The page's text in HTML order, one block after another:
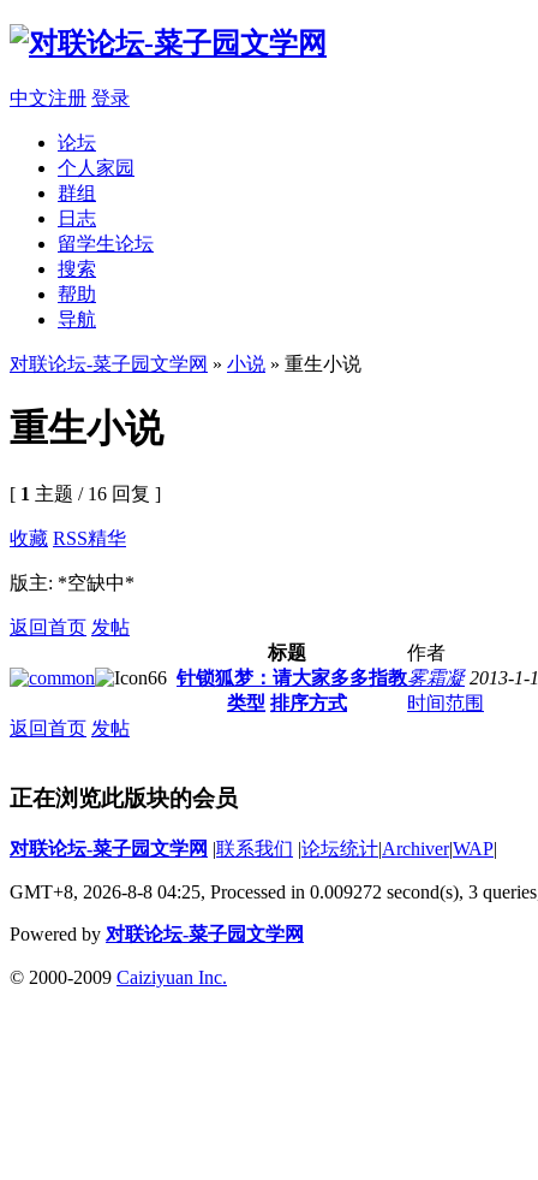
中文注册 登录
论坛
个人家园
群组
日志
留学生论坛
搜索
帮助
导航
对联论坛-菜子园文学网 » 小说 » 重生小说
重生小说
[ 1 主题 / 16 回复 ]
收藏 RSS精华
版主: *空缺中*
返回首页 发帖
标题
作者
针锁狐梦：请大家多多指教雾霜凝 2013-1-
类型 排序方式
时间范围
返回首页 发帖
正在浏览此版块的会员
对联论坛-菜子园文学网 |联系我们 |论坛统计|Archiver|WAP|
GMT+8, 2026-8-8 04:25, Processed in 0.009272 second(s), 3
Powered by 对联论坛-菜子园文学网
© 2000-2009 Caiziyuan Inc.